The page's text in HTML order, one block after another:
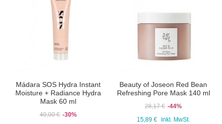
Mádara SOS Hydra Instant
Moisture + Radiance Hydra
Mask 60 ml
40,00 € -30%
Beauty of Joseon Red Bean
Refreshing Pore Mask 140 ml
28,17 € -44%
15,89 €
inkl. MwSt.